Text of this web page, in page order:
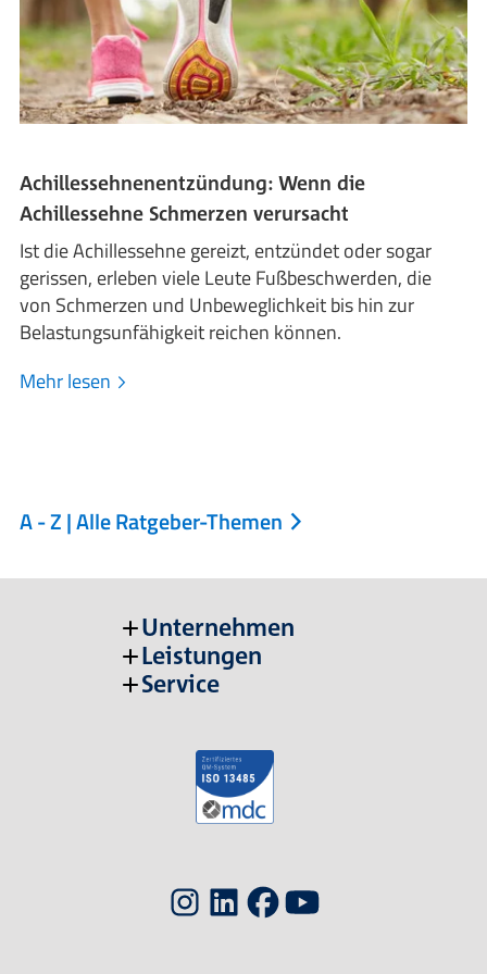
Achillessehnenentzündung: Wenn die
Achillessehne Schmerzen verursacht
Ist die Achillessehne gereizt, entzündet oder sogar
gerissen, erleben viele Leute Fußbeschwerden, die
von Schmerzen und Unbeweglichkeit bis hin zur
Belastungsunfähigkeit reichen können.
Mehr lesen
A - Z | Alle Ratgeber-Themen
Unternehmen
Leistungen
Service